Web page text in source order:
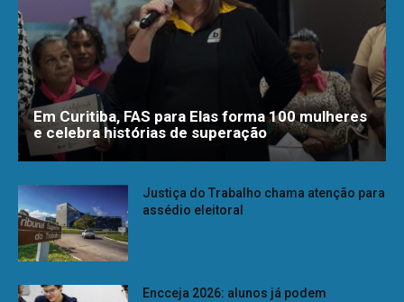
Em Curitiba, FAS para Elas forma 100 mulheres
e celebra histórias de superação
Justiça do Trabalho chama atenção para
assédio eleitoral
Encceja 2026: alunos já podem